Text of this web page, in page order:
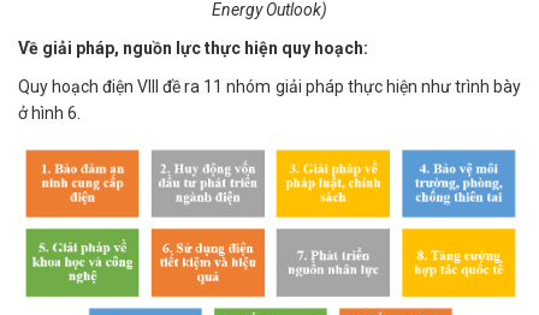
Energy Outlook)
Về giải pháp, nguồn lực thực hiện quy hoạch:
Quy hoạch điện VIII đề ra 11 nhóm giải pháp thực hiện như trình bày
ở hình 6.